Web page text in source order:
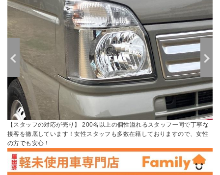
【スタッフの対応が売り】 200名以上の個性溢れるスタッフ一同で丁寧な
接客を徹底しています！女性スタッフも多数在籍しておりますので、女性
の方でも安心！